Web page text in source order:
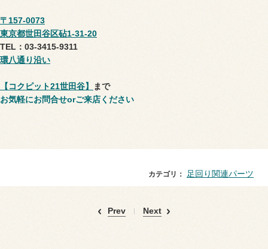
〒157-0073
東京都世田谷区砧1-31-20
TEL：03-3415-9311
環八通り沿い
【コクピット21世田谷】
まで
お気軽にお問合せorご来店ください
カテゴリ： 足回り関連パーツ
Prev Next